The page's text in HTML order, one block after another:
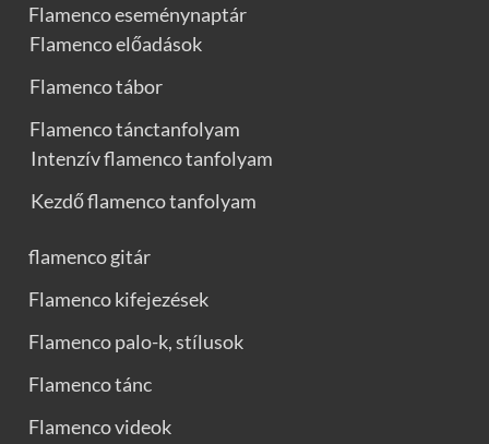
Flamenco eseménynaptár
Flamenco előadások
Flamenco tábor
Flamenco tánctanfolyam
Intenzív flamenco tanfolyam
Kezdő flamenco tanfolyam
flamenco gitár
Flamenco kifejezések
Flamenco palo-k, stílusok
Flamenco tánc
Flamenco videok